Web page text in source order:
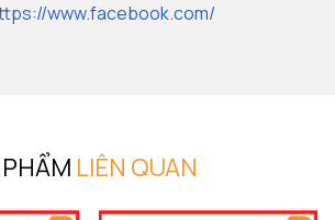
www.facebook.com/
LIÊN QUAN